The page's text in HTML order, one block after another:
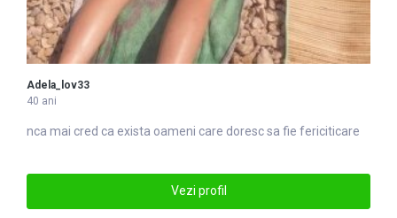
Adela_lov33
40 ani
nca mai cred ca exista oameni care doresc sa fie fericiticare
Vezi profil